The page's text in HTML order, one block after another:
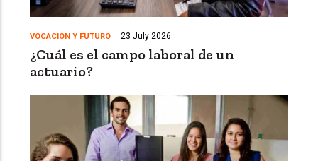
VOCACIÓN Y FUTURO 23 July 2026
¿Cuál es el campo laboral de un
actuario?